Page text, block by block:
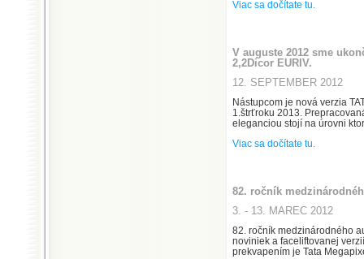
Viac sa dočítate tu.
V auguste 2012 sme
2,2Dicor EURIV.
12. SEPTEMBER 2012
Nástupcom je nová verzia
1.štrťroku 2013.
eleganciou stojí na úrovni
Viac sa dočítate tu.
82. ročník
3. - 13. MAREC 2012
82. ročník medzinárodného
noviniek a faceliftovanej
prekvapením je Tata